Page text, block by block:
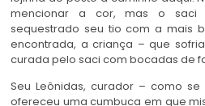
mencionar a cor, mas o saci
sequestrado seu tio com a mais
encontrada, a criança – que
curada pelo saci com bocadas de
Seu Leônidas, curador – como
ofereceu uma cumbuca em que